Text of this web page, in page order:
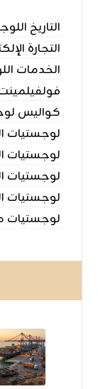
التاريخ
التجارة
الخدمات
كواليس
لوجستيات
لوجستيات
لوجستيات
لوجستيات
لوجستيات